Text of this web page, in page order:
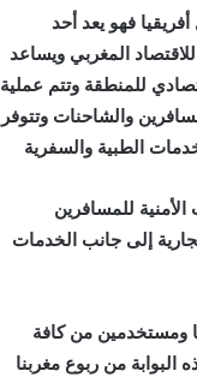
فهو يعد أحد
للاقتصاد المغربي ويساعد
للمنطقة وتتم عملية
والشاحنات وتتوفر
الطبية والسفرية
للمسافرين
إلى جانب الخدمات
ومستخدمين من كافة
البوابة من ربوع مغربنا